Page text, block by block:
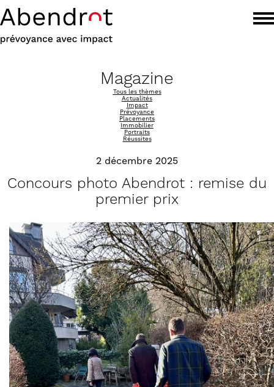
Magazine
Tous les thèmes
Actualités
Impact
Prévoyance
Placements
Immobilier
Portraits
Réussites
2 décembre 2025
Concours photo Abendrot : remise du
premier prix